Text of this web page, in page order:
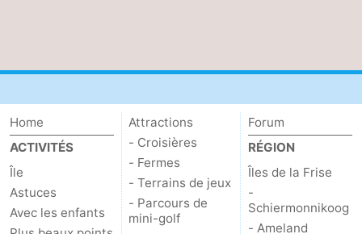
Home
ACTIVITÉS
Île
Astuces
Avec les enfants
Attractions
- Croisières
- Fermes
- Terrains de jeux
- Parcours de
mini-golf
Forum
RÉGION
Îles de la Frise
-
Schiermonnikoog
- Ameland